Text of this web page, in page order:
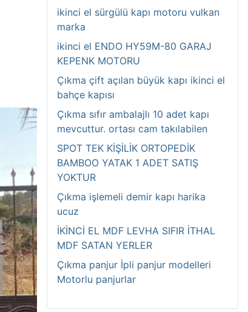
ikinci el sürgülü kapı motoru vulkan
marka
ikinci el ENDO HY59M-80 GARAJ
KEPENK MOTORU
Çıkma çift açılan büyük kapı ikinci el
bahçe kapısı
Çıkma sıfır ambalajlı 10 adet kapı
mevcuttur. ortası cam takılabilen
SPOT TEK KİŞİLİK ORTOPEDİK
BAMBOO YATAK 1 ADET SATIŞ
YOKTUR
Çıkma işlemeli demir kapı harika
ucuz
İKİNCİ EL MDF LEVHA SIFIR İTHAL
MDF SATAN YERLER
Çıkma panjur İpli panjur modelleri
Motorlu panjurlar